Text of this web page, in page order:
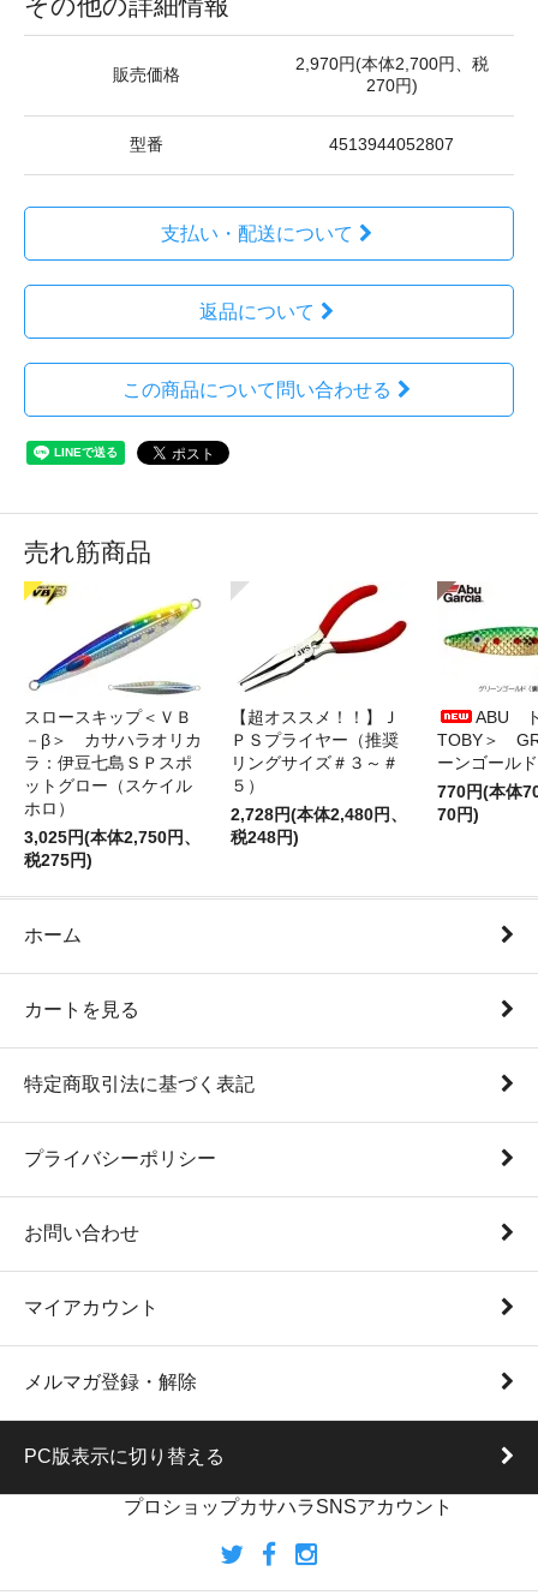
販売価格
2,970円(本体2,700円、税
270円)
型番 4513944052807
支払い・配送について
返品について
この商品について問い合わせる
売れ筋商品
スロースキップ＜ＶＢ
－β＞ カサハラオリカ
ラ：伊豆七島ＳＰスポ
ットグロー（スケイル
ホロ）
3,025円(本体2,750円、
税275円)
【超オススメ！！】Ｊ
ＰＳプライヤー（推奨
リングサイズ＃３～＃
５）
2,728円(本体2,480円、
税248円)
ABU
TOBY＞
ーンゴールド
770円(本体
70円)
ホーム
カートを見る
特定商取引法に基づく表記
プライバシーポリシー
お問い合わせ
マイアカウント
メルマガ登録・解除
PC版表示に切り替える
プロショップカサハラSNSアカウント